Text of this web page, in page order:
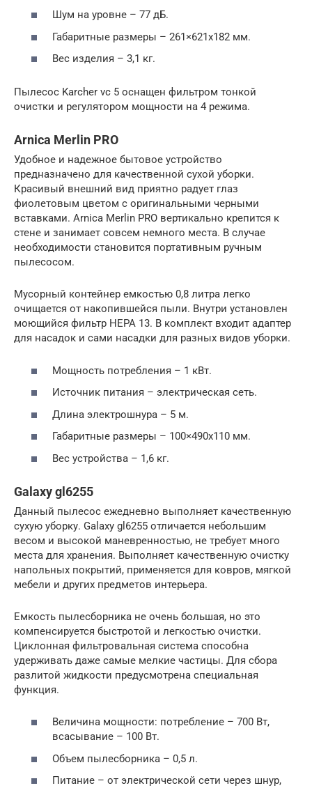
Шум на уровне – 77 дБ.
Габаритные размеры – 261×621х182 мм.
Вес изделия – 3,1 кг.
Пылесос Karcher vc 5 оснащен фильтром тонкой
очистки и регулятором мощности на 4 режима.
Arnica Merlin PRO
Удобное и надежное бытовое устройство
предназначено для качественной сухой уборки.
Красивый внешний вид приятно радует глаз
фиолетовым цветом с оригинальными черными
вставками. Arnica Merlin PRO вертикально крепится к
стене и занимает совсем немного места. В случае
необходимости становится портативным ручным
пылесосом.
Мусорный контейнер емкостью 0,8 литра легко
очищается от накопившейся пыли. Внутри установлен
моющийся фильтр НЕРА 13. В комплект входит адаптер
для насадок и сами насадки для разных видов уборки.
Мощность потребления – 1 кВт.
Источник питания – электрическая сеть.
Длина электрошнура – 5 м.
Габаритные размеры – 100×490х110 мм.
Вес устройства – 1,6 кг.
Galaxy gl6255
Данный пылесос ежедневно выполняет качественную
сухую уборку. Galaxy gl6255 отличается небольшим
весом и высокой маневренностью, не требует много
места для хранения. Выполняет качественную очистку
напольных покрытий, применяется для ковров, мягкой
мебели и других предметов интерьера.
Емкость пылесборника не очень большая, но это
компенсируется быстротой и легкостью очистки.
Циклонная фильтровальная система способна
удерживать даже самые мелкие частицы. Для сбора
разлитой жидкости предусмотрена специальная
функция.
Величина мощности: потребление – 700 Вт,
всасывание – 100 Вт.
Объем пылесборника – 0,5 л.
Питание – от электрической сети через шнур,